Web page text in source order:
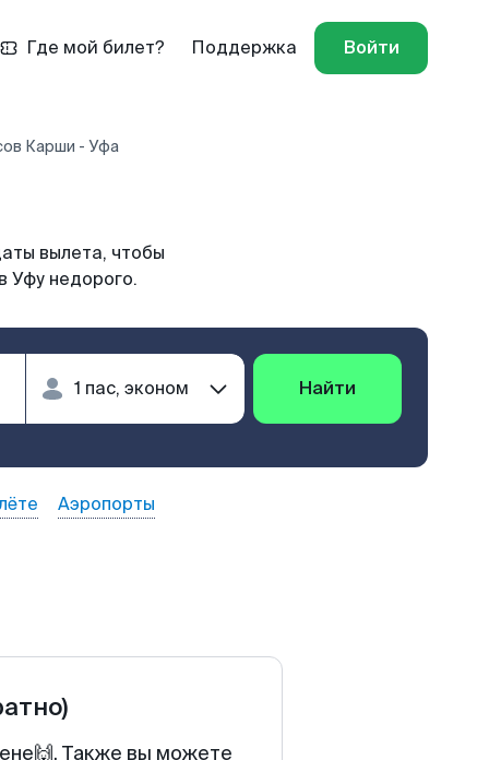
Где мой билет? Поддержка Войти
Карши - Уфа
вылета, чтобы
Уфу недорого.
Найти
Аэропорты
Также вы можете